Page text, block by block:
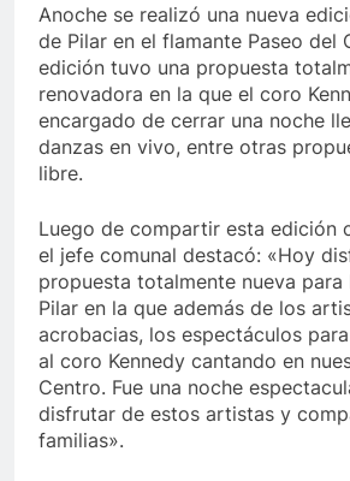
Anoche se realizó una nueva
de Pilar en el flamante Paseo del
edición tuvo una propuesta
renovadora en la que el coro
encargado de cerrar una noche
danzas en vivo, entre otras
libre.
Luego de compartir esta edición
el jefe comunal destacó: «Hoy
propuesta totalmente nueva para
Pilar en la que además de los
acrobacias, los espectáculos
al coro Kennedy cantando en
Centro. Fue una noche
disfrutar de estos artistas y
familias».